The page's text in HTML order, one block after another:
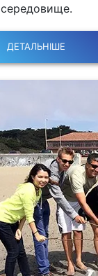
середовище.
ДЕТАЛЬНІШЕ